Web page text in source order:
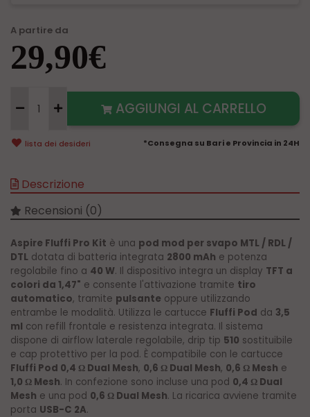
A partire da
29,90€
AGGIUNGI AL CARRELLO
lista dei desideri *Consegna su Bari e Provincia in 24H
Descrizione
Recensioni (0)
Aspire Fluffi Pro Kit è una pod mod per svapo MTL / RDL /
DTL dotata di batteria integrata 2800 mAh e potenza
regolabile fino a 40 W. Il dispositivo integra un display TFT a
colori da 1,47" e consente l'attivazione tramite tiro
automatico, tramite pulsante oppure utilizzando
entrambe le modalità. Utilizza le cartucce Fluffi Pod da 3,5
ml con refill frontale e resistenza integrata. Il sistema
dispone di airflow laterale regolabile, drip tip 510 sostituibile
e cap protettivo per la pod. È compatibile con le cartucce
Fluffi Pod 0,4 Ω Dual Mesh, 0,6 Ω Dual Mesh, 0,6 Ω Mesh e
1,0 Ω Mesh. In confezione sono incluse una pod 0,4 Ω Dual
Mesh e una pod 0,6 Ω Dual Mesh. La ricarica avviene tramite
porta USB-C 2A.